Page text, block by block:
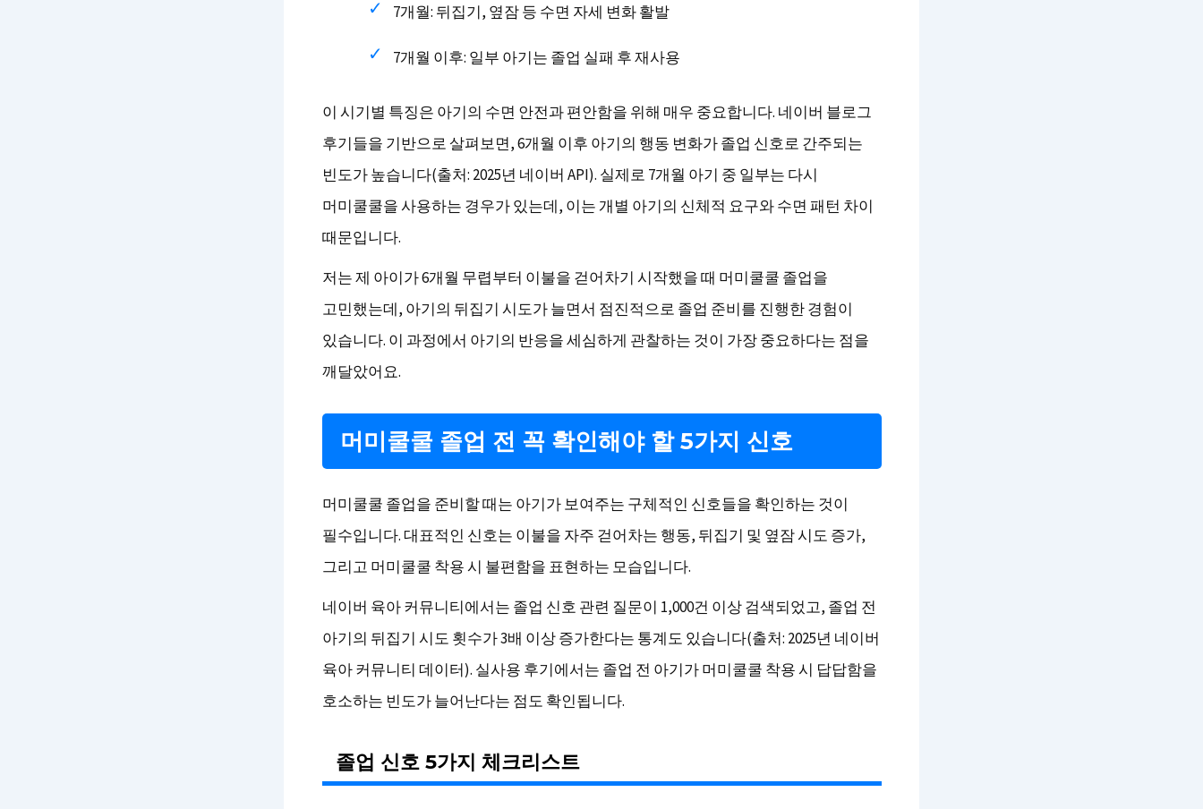
7개월: 뒤집기, 옆잠 등 수면 자세 변화 활발
7개월 이후: 일부 아기는 졸업 실패 후 재사용
이 시기별 특징은 아기의 수면 안전과 편안함을 위해 매우 중요합니다. 네이버 블로그
후기들을 기반으로 살펴보면, 6개월 이후 아기의 행동 변화가 졸업 신호로 간주되는
빈도가 높습니다(출처: 2025년 네이버 API). 실제로 7개월 아기 중 일부는 다시
머미쿨쿨을 사용하는 경우가 있는데, 이는 개별 아기의 신체적 요구와 수면 패턴 차이
때문입니다.
저는 제 아이가 6개월 무렵부터 이불을 걷어차기 시작했을 때 머미쿨쿨 졸업을
고민했는데, 아기의 뒤집기 시도가 늘면서 점진적으로 졸업 준비를 진행한 경험이
있습니다. 이 과정에서 아기의 반응을 세심하게 관찰하는 것이 가장 중요하다는 점을
깨달았어요.
머미쿨쿨 졸업 전 꼭 확인해야 할 5가지 신호
머미쿨쿨 졸업을 준비할 때는 아기가 보여주는 구체적인 신호들을 확인하는 것이
필수입니다. 대표적인 신호는 이불을 자주 걷어차는 행동, 뒤집기 및 옆잠 시도 증가,
그리고 머미쿨쿨 착용 시 불편함을 표현하는 모습입니다.
네이버 육아 커뮤니티에서는 졸업 신호 관련 질문이 1,000건 이상 검색되었고, 졸업 전
아기의 뒤집기 시도 횟수가 3배 이상 증가한다는 통계도 있습니다(출처: 2025년 네이버
육아 커뮤니티 데이터). 실사용 후기에서는 졸업 전 아기가 머미쿨쿨 착용 시 답답함을
호소하는 빈도가 늘어난다는 점도 확인됩니다.
졸업 신호 5가지 체크리스트